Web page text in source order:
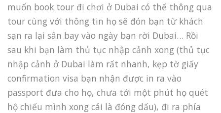
muốn book tour đi chơi ở Dubai có thể thông qua
tour cùng với thông tin họ sẽ đón bạn từ khách
sạn ra lại sân bay vào ngày bạn rời Dubai… Rồi
sau khi bạn làm thủ tục nhập cảnh xong (thủ tục
nhập cảnh ở Dubai làm rất nhanh, kẹp tờ giấy
confirmation visa bạn nhận được in ra vào
passport đưa cho họ, chưa tới một phút họ quét
hộ chiếu mình xong cái là đóng dấu), đi ra phía